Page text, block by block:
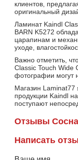
клиентов,
оригинальный
Ламинат Kaindl
BARN K5272
царапинам и
уходе,
Важно отметить,
Classic Touch Wide
фотографии могут
Магазин
продукции Kaindl
поступают
Отзывы Сосна
Написать